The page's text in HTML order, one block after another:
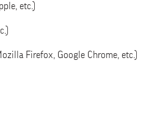
etc.)
Firefox, Google Chrome, etc.)